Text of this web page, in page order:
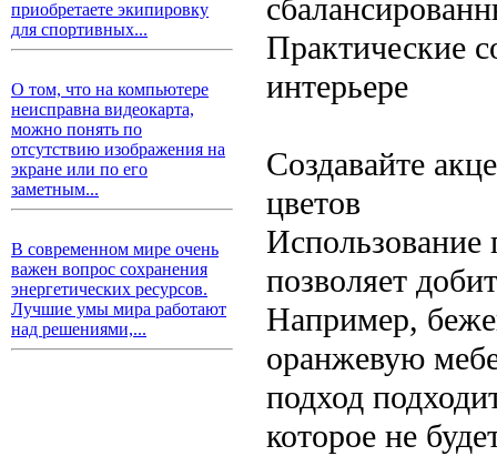
приобретаете экипировку
для спортивных...
О том, что на компьютере
неисправна видеокарта,
можно понять по
отсутствию изображения на
экране или по его
заметным...
В современном мире очень
важен вопрос сохранения
энергетических ресурсов.
Лучшие умы мира работают
над решениями,...
Практические
интерьере
Создавайте
цветов
Использование
позволяет
Например,
оранжевую
подход
которое не